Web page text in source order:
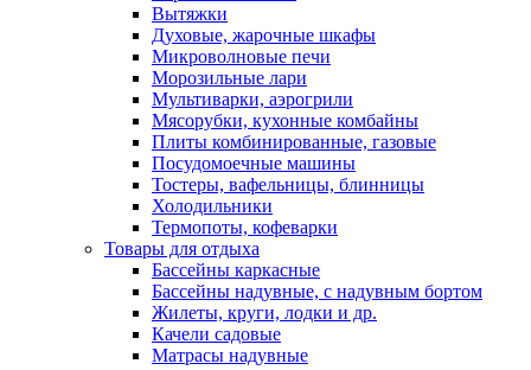
Вытяжки
Духовые, жарочные шкафы
Микроволновые печи
Морозильные лари
Мультиварки, аэрогрили
Мясорубки, кухонные комбайны
Плиты комбинированные, газовые
Посудомоечные машины
Тостеры, вафельницы, блинницы
Холодильники
Термопоты, кофеварки
Товары для отдыха
Бассейны каркасные
Бассейны надувные, с надувным бортом
Жилеты, круги, лодки и др.
Качели садовые
Матрасы надувные